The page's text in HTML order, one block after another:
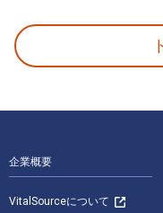
企業概要
VitalSourceについて